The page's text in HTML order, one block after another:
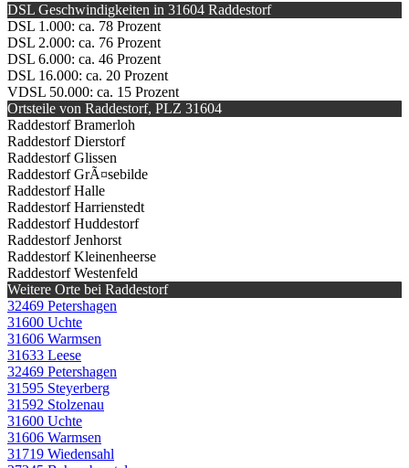
DSL Geschwindigkeiten in 31604 Raddestorf
DSL 1.000: ca. 78 Prozent
DSL 2.000: ca. 76 Prozent
DSL 6.000: ca. 46 Prozent
DSL 16.000: ca. 20 Prozent
VDSL 50.000: ca. 15 Prozent
Ortsteile von Raddestorf, PLZ 31604
Raddestorf Bramerloh
Raddestorf Dierstorf
Raddestorf Glissen
Raddestorf GrÃ¤sebilde
Raddestorf Halle
Raddestorf Harrienstedt
Raddestorf Huddestorf
Raddestorf Jenhorst
Raddestorf Kleinenheerse
Raddestorf Westenfeld
Weitere Orte bei Raddestorf
32469 Petershagen
31600 Uchte
31606 Warmsen
31633 Leese
32469 Petershagen
31595 Steyerberg
31592 Stolzenau
31600 Uchte
31606 Warmsen
31719 Wiedensahl